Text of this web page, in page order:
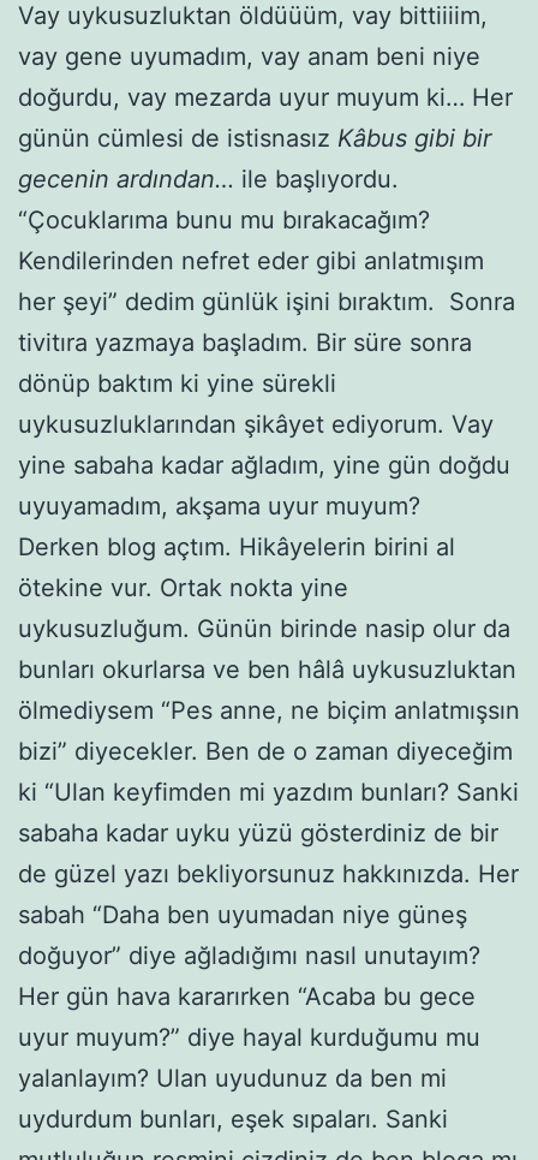
Vay uykusuzluktan öldüüüm, vay bittiiiim,
vay gene uyumadım, vay anam beni niye
doğurdu, vay mezarda uyur muyum ki… Her
günün cümlesi de istisnasız Kâbus gibi bir
gecenin ardından… ile başlıyordu.
“Çocuklarıma bunu mu bırakacağım?
Kendilerinden nefret eder gibi anlatmışım
her şeyi” dedim günlük işini bıraktım. Sonra
tivitıra yazmaya başladım. Bir süre sonra
dönüp baktım ki yine sürekli
uykusuzluklarından şikâyet ediyorum. Vay
yine sabaha kadar ağladım, yine gün doğdu
uyuyamadım, akşama uyur muyum?
Derken blog açtım. Hikâyelerin birini al
ötekine vur. Ortak nokta yine
uykusuzluğum. Günün birinde nasip olur da
bunları okurlarsa ve ben hâlâ uykusuzluktan
ölmediysem “Pes anne, ne biçim anlatmışsın
bizi” diyecekler. Ben de o zaman diyeceğim
ki “Ulan keyfimden mi yazdım bunları? Sanki
sabaha kadar uyku yüzü gösterdiniz de bir
de güzel yazı bekliyorsunuz hakkınızda. Her
sabah “Daha ben uyumadan niye güneş
doğuyor” diye ağladığımı nasıl unutayım?
Her gün hava kararırken “Acaba bu gece
uyur muyum?” diye hayal kurduğumu mu
yalanlayım? Ulan uyudunuz da ben mi
uydurdum bunları, eşek sıpaları. Sanki